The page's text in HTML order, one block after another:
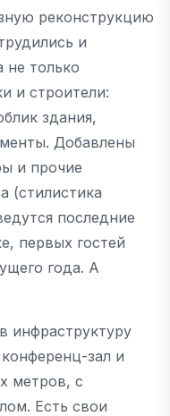
реконструкцию
и
не только
и строители:
здания,
Добавлены
и прочие
(стилистика
последние
первых гостей
года. А
инфраструктуру
зал и
метров, с
Есть свои